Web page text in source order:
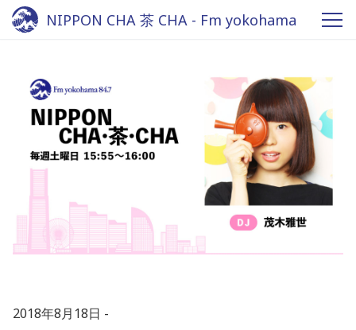
NIPPON CHA 茶 CHA - Fm yokohama
2018年8月18日